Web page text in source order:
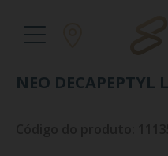
NEO DECAPEPTYL